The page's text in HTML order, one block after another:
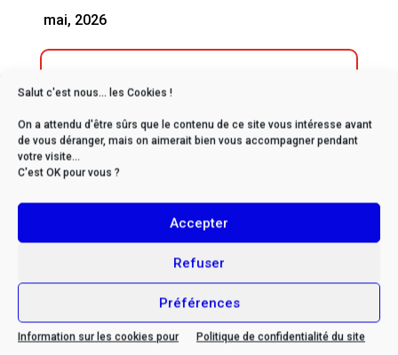
Salut c'est nous... les Cookies !
On a attendu d'être sûrs que le contenu de ce site vous intéresse avant
de vous déranger, mais on aimerait bien vous accompagner pendant
votre visite...
C'est OK pour vous ?
Accepter
Refuser
Préférences
Information sur les cookies pour Politique de confidentialité du site
mai, 2026
* Si vous êtes en situation
de handicap, veuillez nous
contacter afin d’envisager
ensemble les possibilités
d’adaptation